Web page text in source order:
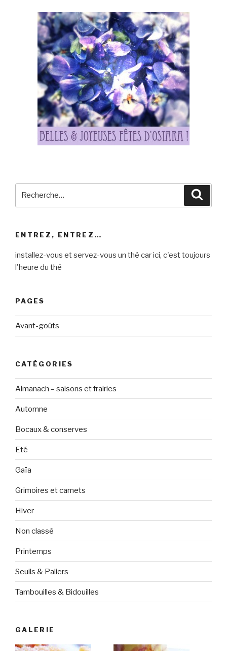
ENTREZ, ENTREZ…
installez-vous et servez-vous un thé car ici, c'est toujours
l'heure du thé
PAGES
Avant-goûts
CATÉGORIES
Almanach – saisons et frairies
Automne
Bocaux & conserves
Eté
Gaïa
Grimoires et carnets
Hiver
Non classé
Printemps
Seuils & Paliers
Tambouilles & Bidouilles
GALERIE